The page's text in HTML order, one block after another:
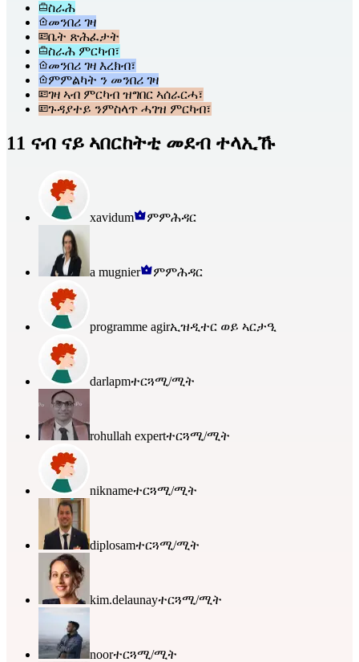
ስራሕ
መንበሪ ገዛ
ቤት ጽሕፈታት
ስራሕ ምርካብ፣
መንበሪ ገዛ እረክብ፣
ምምልካት ን መንበሪ ገዛ
ገዛ ኣብ ምርካብ ዝግበር ኣሰራርሓ፣
ጉዳያተይ ንምስላጥ ሓገዝ ምርካብ፣
11 ናብ ናይ ኣበርከትቲ መደብ ተላኢኹ
xavidum ምምሕዳር
a mugnier ምምሕዳር
programme agirኢዝዲተር ወይ ኣርታዒ
darlapmተርጓሚ/ሚት
rohullah expertተርጓሚ/ሚት
niknameተርጓሚ/ሚት
diplosamተርጓሚ/ሚት
kim.delaunayተርጓሚ/ሚት
noorተርጓሚ/ሚት